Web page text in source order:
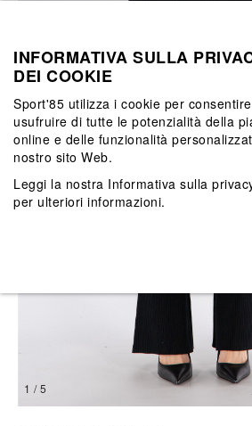
1 / 5
INFORMATIVA SULLA
DEI COOKIE
Sport'85 utilizza i cookie per
usufruire di tutte le potenzialità della
online e delle funzionalità
nostro sito Web.
Leggi la nostra Informativa sulla
per ulteriori informazioni.